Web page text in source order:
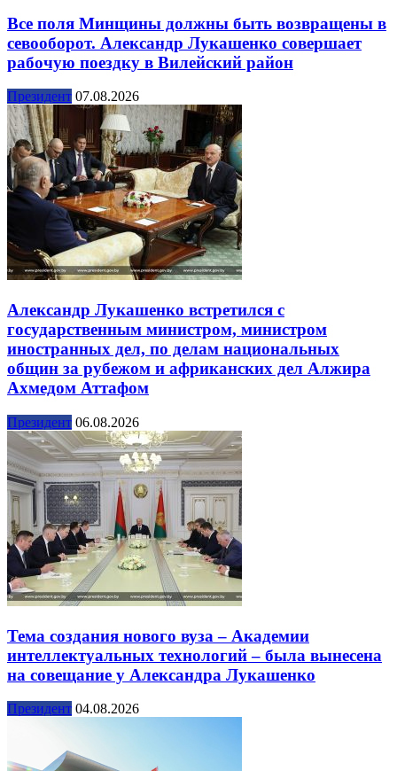
Все поля Минщины должны быть возвращены в
севооборот. Александр Лукашенко совершает
рабочую поездку в Вилейский район
Президент 07.08.2026
Александр Лукашенко встретился с
государственным министром, министром
иностранных дел, по делам национальных
общин за рубежом и африканских дел Алжира
Ахмедом Аттафом
Президент 06.08.2026
Тема создания нового вуза – Академии
интеллектуальных технологий – была вынесена
на совещание у Александра Лукашенко
Президент 04.08.2026